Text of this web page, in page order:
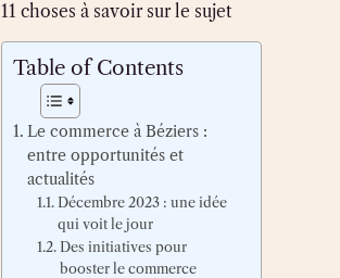
11 choses à savoir sur le sujet
Table of Contents
Le commerce à Béziers :
entre opportunités et
actualités
Décembre 2023 : une idée
qui voit le jour
Des initiatives pour
booster le commerce